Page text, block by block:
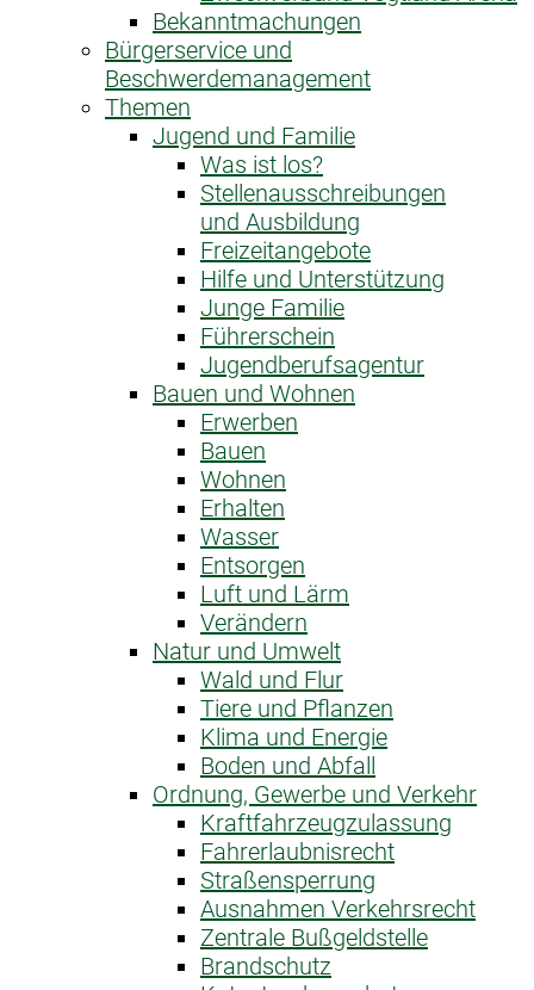
Bekanntmachungen
Bürgerservice und
Beschwerdemanagement
Themen
Jugend und Familie
Was ist los?
Stellenausschreibungen
und Ausbildung
Freizeitangebote
Hilfe und Unterstützung
Junge Familie
Führerschein
Jugendberufsagentur
Bauen und Wohnen
Erwerben
Bauen
Wohnen
Erhalten
Wasser
Entsorgen
Luft und Lärm
Verändern
Natur und Umwelt
Wald und Flur
Tiere und Pflanzen
Klima und Energie
Boden und Abfall
Ordnung, Gewerbe und Verkehr
Kraftfahrzeug­zulassung
Fahrerlaubnis­recht
Straßensperrung
Ausnahme­n Verkehrsrecht
Zentrale Bußgeldstelle
Brandschutz